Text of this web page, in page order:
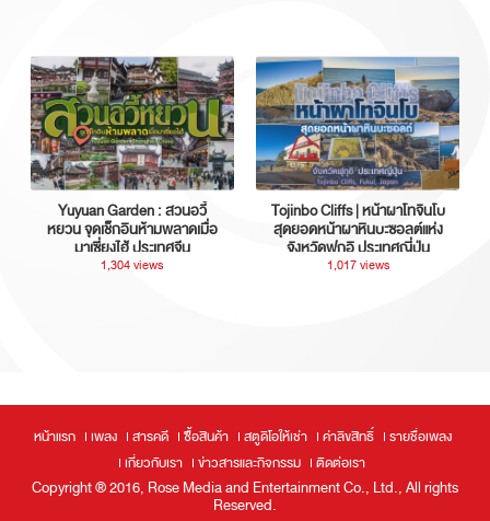
Yuyuan Garden : สวนอวี้
หยวน จุดเช็กอินห้ามพลาดเมื่อ
มาเซี่ยงไฮ้ ประเทศจีน
1,304 views
Tojinbo Cliffs | หน้าผาโทจินโบ
สุดยอดหน้าผาหินบะซอลต์แห่ง
จังหวัดฟุกุอิ ประเทศญี่ปุ่น
1,017 views
หน้าแรก เพลง สารคดี ซื้อสินค้า สตูดิโอให้เช่า ค่าลิขสิทธิ์
รายชื่อเพลง
เกี่ยวกับเรา
ข่าวสารและกิจกรรม ติดต่อเรา
Copyright ® 2016, Rose Media and Entertainment Co., Ltd., All rights
Reserved.